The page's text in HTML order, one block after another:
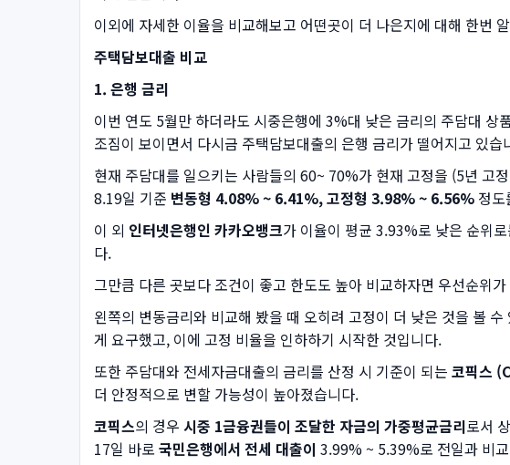
이외에 자세한 이율을 비교해보고 어떤곳이 더 나은지에 대해 한번
주택담보대출 비교
1. 은행 금리
이번 연도 5월만 하더라도 시중은행에 3%대 낮은 금리의 주담대
조짐이 보이면서 다시금 주택담보대출의 은행 금리가 떨어지고 있습
현재 주담대를 일으키는 사람들의 60~ 70%가 현재 고정을 (5년 고
8.19일 기준 변동형 4.08% ~ 6.41%,고정형 3.98% ~ 6.56% 정
이 외 인터넷은행인 카카오뱅크가 이율이 평균 3.93%로 낮은 순위
다.
그만큼 다른 곳보다 조건이 좋고 한도도 높아 비교하자면 우선순위
왼쪽의 변동금리와 비교해 봤을 때 오히려 고정이 더 낮은 것을 볼
게 요구했고, 이에 고정 비율을 인하하기 시작한 것입니다.
또한 주담대와 전세자금대출의 금리를 산정 시 기준이 되는 코픽스
더 안정적으로 변할 가능성이 높아졌습니다.
코픽스의 경우 시중 1금융권들이 조달한 자금의 가중평균금리로서
17일 바로 국민은행에서 전세 대출이 3.99% ~ 5.39%로 전일과 비